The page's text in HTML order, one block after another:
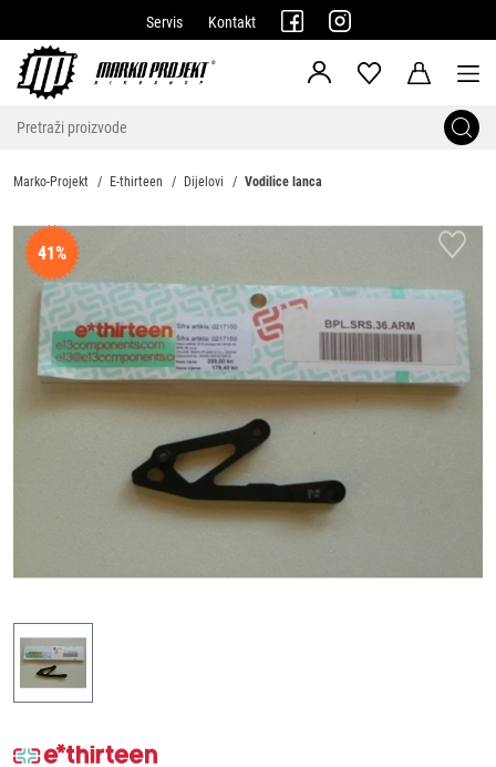
Servis Kontakt
Marko-Projekt E-thirteen Dijelovi Vodilice lanca
41%